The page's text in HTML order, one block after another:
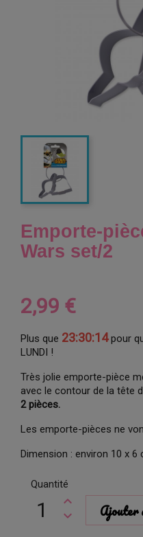
Emporte-
Wars set/2
2,99 €
Plus que 23:30:14pour
LUNDI !
Très jolie emporte-pièce
avec le contour de la tête
2 pièces.
Les emporte-pièces ne
Dimension : environ 10 x 6
Quantité
Ajouter